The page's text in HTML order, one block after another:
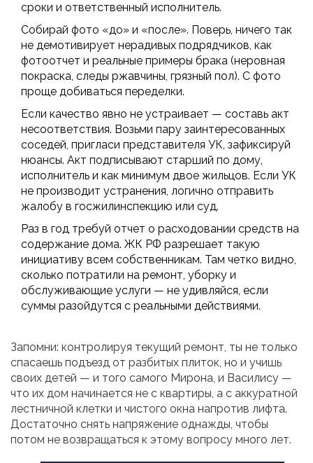
сроки и ответственный исполнитель.
Собирай фото «до» и «после». Поверь, ничего так
не демотивирует нерадивых подрядчиков, как
фотоотчет и реальные примеры брака (неровная
покраска, следы ржавчины, грязный пол). С фото
проще добиваться переделки.
Если качество явно не устраивает — составь акт
несоответствия. Возьми пару заинтересованных
соседей, пригласи представителя УК, зафиксируй
нюансы. Акт подписывают старший по дому,
исполнитель и как минимум двое жильцов. Если УК
не производит устранения, логично отправить
жалобу в госжилинспекцию или суд.
Раз в год требуй отчет о расходовании средств на
содержание дома. ЖК РФ разрешает такую
инициативу всем собственникам. Там четко видно,
сколько потратили на ремонт, уборку и
обслуживающие услуги — не удивляйся, если
суммы разойдутся с реальными действиями.
Запомни: контролируя текущий ремонт, ты не только
спасаешь подъезд от разбитых плиток, но и учишь
своих детей — и того самого Мирона, и Василису —
что их дом начинается не с квартиры, а с аккуратной
лестничной клетки и чистого окна напротив лифта.
Достаточно снять напряжение однажды, чтобы
потом не возвращаться к этому вопросу много лет.